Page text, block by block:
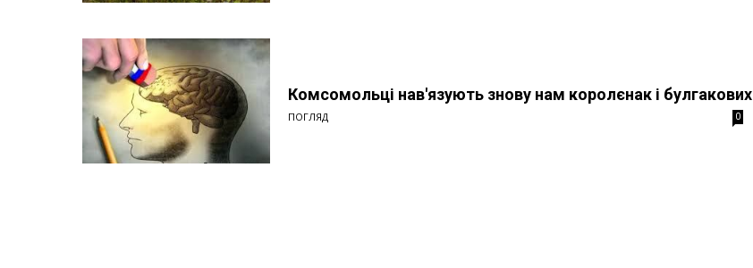
Комсомольці нав'язують знову нам королєнак і булгакових
ПОГЛЯД 0